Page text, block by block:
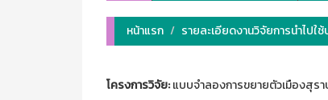
หน้าแรก รายละเอียดงานวิจัยการนำไปใ
โครงการวิจัย:แบบจำลองการขยายตัวเมืองสุร